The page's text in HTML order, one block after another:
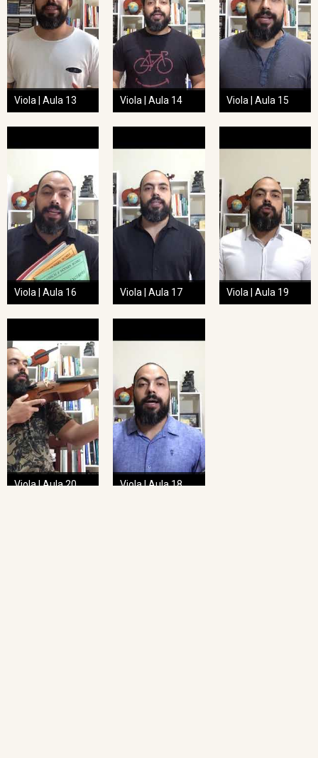
Viola | Aula 13 Viola | Aula 14 Viola | Aula 15
Viola | Aula 16 Viola | Aula 17 Viola | Aula 19
Viola | Aula 20 Viola | Aula 18